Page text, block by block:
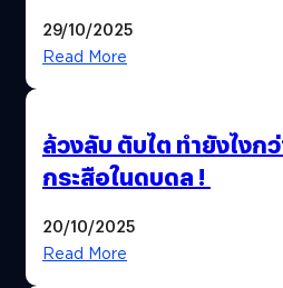
29/10/2025
Read More
ล้วงลับ ตับไต ทำยังไงกว่
กระสือในดบดล !
20/10/2025
Read More